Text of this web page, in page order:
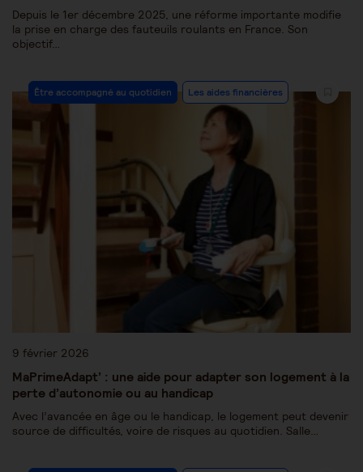
Depuis le 1er décembre 2025, une réforme importante modifie
la prise en charge des fauteuils roulants en France. Son
objectif…
Être accompagné au quotidien Les aides financières
9 février 2026
MaPrimeAdapt’ : une aide pour adapter son logement à la
perte d’autonomie ou au handicap
Avec l’avancée en âge ou le handicap, le logement peut devenir
source de difficultés, voire de risques au quotidien. Salle…